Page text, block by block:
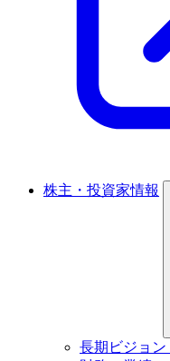
株主・投資家情報
長期ビジョン